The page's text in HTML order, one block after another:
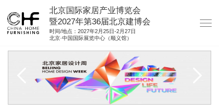
北京国际家居产业博览会
暨2027年第36届北京建博会
时间/地点：2027年2月25日-2月27日
北京·中国国际展览中心（顺义馆）